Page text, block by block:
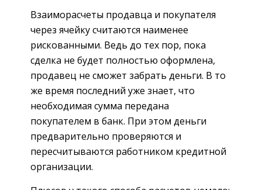
Взаиморасчеты продавца и покупателя
через ячейку считаются наименее
рискованными. Ведь до тех пор, пока
сделка не будет полностью оформлена,
продавец не сможет забрать деньги. В то
же время последний уже знает, что
необходимая сумма передана
покупателем в банк. При этом деньги
предварительно проверяются и
пересчитываются работником кредитной
организации.